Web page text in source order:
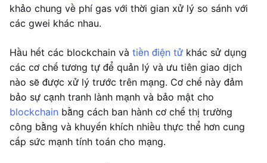
khảo chung về phí gas với thời gian xử lý so sánh với
các gwei khác nhau.
Hầu hết các blockchain và tiền điện tử khác sử dụng
các cơ chế tương tự để quản lý và ưu tiên giao dịch
nào sẽ được xử lý trước trên mạng. Cơ chế này đảm
bảo sự cạnh tranh lành mạnh và bảo mật cho
blockchain bằng cách ban hành cơ chế thị trường
công bằng và khuyến khích nhiều thực thể hơn cung
cấp sức mạnh tính toán cho mạng.